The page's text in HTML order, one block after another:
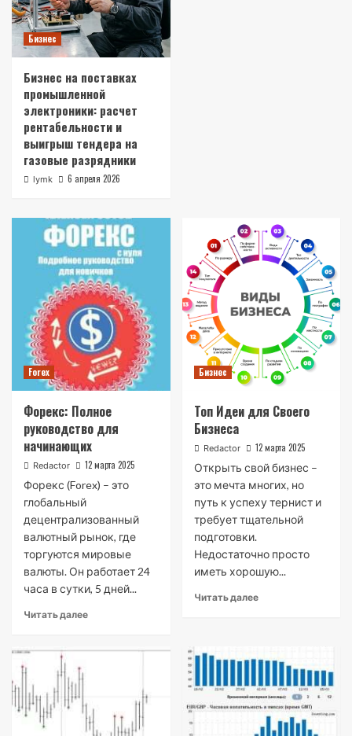
Бизнес
Бизнес на поставках
промышленной
электроники: расчет
рентабельности и
выигрыш тендера на
газовые разрядники
lymk 6 апреля 2026
Forex
Форекс: Полное
руководство для
начинающих
Redactor 12 марта 2025
Форекс (Forex) – это
глобальный
децентрализованный
валютный рынок, где
торгуются мировые
валюты. Он работает 24
часа в сутки, 5 дней...
Читать далее
Бизнес
Топ Идеи для Своего
Бизнеса
Redactor 12 марта 2025
Открыть свой бизнес –
это мечта многих, но
путь к успеху тернист и
требует тщательной
подготовки.
Недостаточно просто
иметь хорошую...
Читать далее